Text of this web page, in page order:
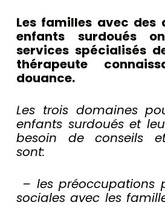
Les familles avec des
enfants surdoués
services spécialisés
thérapeute
douance.
Les trois domaines
enfants surdoués et
besoin de conseils
sont:
– les préoccupations
sociales avec les